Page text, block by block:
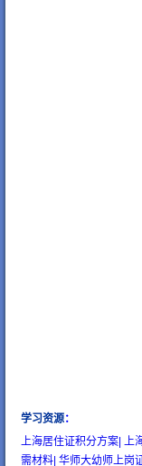
学习资源：
上海居住证积分方案| 上
需材料| 华师大幼师上岗